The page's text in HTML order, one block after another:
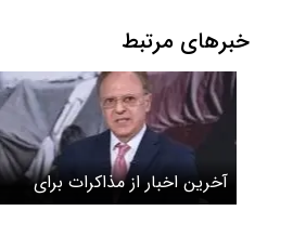
خبرهای مرتبط
آخرین اخبار از مذاکرات برای
صلح غزه / نتانیاهو مخالف